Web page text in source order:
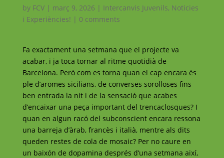
by FCV| març 9, 2026 | Intercanvis Juvenils, Noticies
i Experiències! | 0 comments
Fa exactament una setmana que el projecte va
acabar, i ja toca tornar al ritme quotidià de
Barcelona. Però com es torna quan el cap encara és
ple d’aromes sicilians, de converses sorolloses fins
ben entrada la nit i de la sensació que acabes
d’encaixar una peça important del trencaclosques? I
quan en algun racó del subconscient encara ressona
una barreja d’àrab, francès i italià, mentre als dits
queden restes de cola de mosaic? Per no caure en
un baixón de dopamina després d’una setmana així,